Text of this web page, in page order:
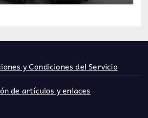
y Condiciones del Servicio
de artículos y enlaces